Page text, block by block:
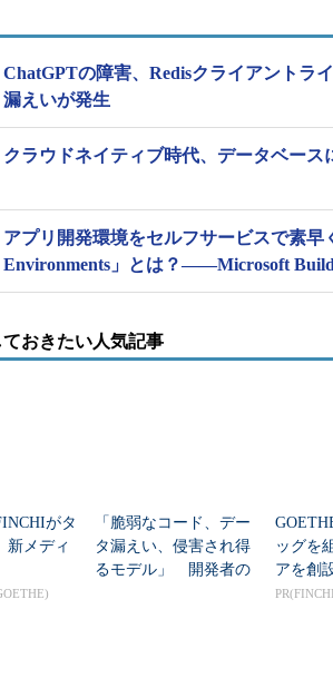
ChatGPTの障害、Redisクライアントラ
漏えいが発生
クラウドネイティブ時代、データベース
アプリ開発環境をセルフサービスで素早
Environments」とは？――Microsoft Build
おきたい人気記事
がタ
新メディ
「脆弱なコード、デー
タ漏えい、侵害され得
るモデル」 開発者の
ッグを
アを創